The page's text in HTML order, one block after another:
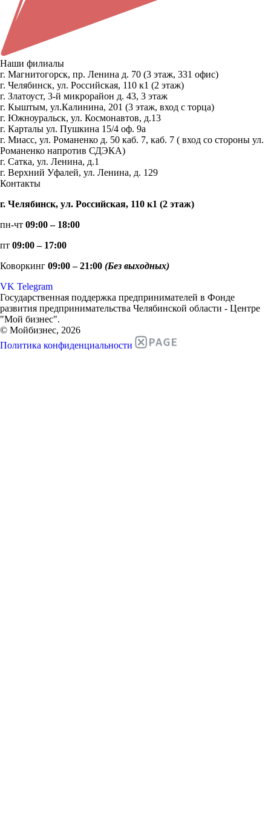
Наши филиалы
г. Магнитогорск, пр. Ленина д. 70 (3 этаж, 331 офис)
г. Челябинск, ул. Российская, 110 к1 (2 этаж)
г. Златоуст, 3-й микрорайон д. 43, 3 этаж
г. Кыштым, ул.Калинина, 201 (3 этаж, вход с торца)
г. Южноуральск, ул. Космонавтов, д.13
г. Карталы ул. Пушкина 15/4 оф. 9а
г. Миасс, ул. Романенко д. 50 каб. 7, каб. 7 ( вход со стороны ул.
Романенко напротив СДЭКА)
г. Сатка, ул. Ленина, д.1
г. Верхний Уфалей, ул. Ленина, д. 129
Контакты
г. Челябинск, ул. Российская, 110 к1 (2 этаж)
пн-чт 09:00 – 18:00
пт 09:00 – 17:00
Коворкинг 09:00 – 21:00 (Без выходных)
VK Telegram
Государственная поддержка предпринимателей в Фонде
развития предпринимательства Челябинской области - Центре
"Мой бизнес".
© Мойбизнес, 2026
Политика конфиденциальности